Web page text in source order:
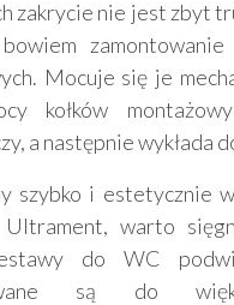
zakrycie nie jest zbyt
Mocuje się je
kołków
a następnie wykłada
szybko i estetycznie
warto
do WC
są do